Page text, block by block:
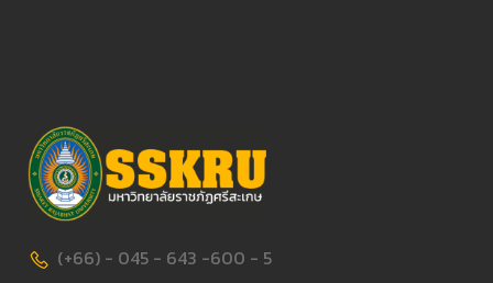
(+66) - 045 - 643 -600 - 5